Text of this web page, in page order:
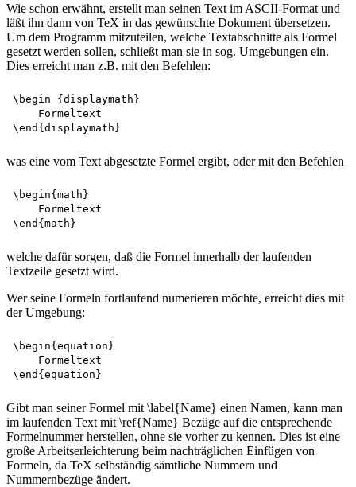
Wie schon erwähnt, erstellt man seinen Text im ASCII-Format und
läßt ihn dann von TeX in das gewünschte Dokument übersetzen.
Um dem Programm mitzuteilen, welche Textabschnitte als Formel
gesetzt werden sollen, schließt man sie in sog. Umgebungen ein.
Dies erreicht man z.B. mit den Befehlen:
\begin {displaymath}
    Formeltext
was eine vom Text abgesetzte Formel ergibt, oder mit den Befehlen
\begin{math}
    Formeltext
welche dafür sorgen, daß die Formel innerhalb der laufenden
Textzeile gesetzt wird.
Wer seine Formeln fortlaufend numerieren möchte, erreicht dies mit
der Umgebung:
\begin{equation}
    Formeltext
Gibt man seiner Formel mit \label{Name} einen Namen, kann man
im laufenden Text mit \ref{Name} Bezüge auf die entsprechende
Formelnummer herstellen, ohne sie vorher zu kennen. Dies ist eine
große Arbeitserleichterung beim nachträglichen Einfügen von
Formeln, da TeX selbständig sämtliche Nummern und
Nummernbezüge ändert.